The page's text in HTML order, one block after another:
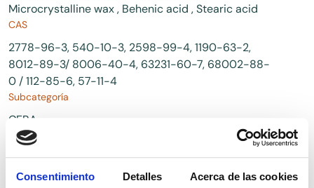
Consentimiento Detalles Acerca de las cookies
Microcrystalline wax , Behenic acid , Stearic acid
CAS
2778-96-3, 540-10-3, 2598-99-4, 1190-63-2,
8012-89-3/ 8006-40-4, 63231-60-7, 68002-88-
0 / 112-85-6, 57-11-4
Subcategoría
CERA
Descripción comercial
Cera apta para productos cosméticos